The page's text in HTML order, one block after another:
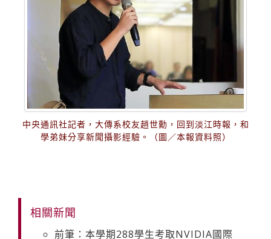
中央通訊社記者，大傳系校友趙世勳，回到淡江時報，和
學弟妹分享新聞攝影經驗。（圖／本報資料照）
相關新聞
前筆：本學期288學生考取NVIDIA國際